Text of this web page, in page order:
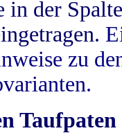
in der
zu
Taufpaten